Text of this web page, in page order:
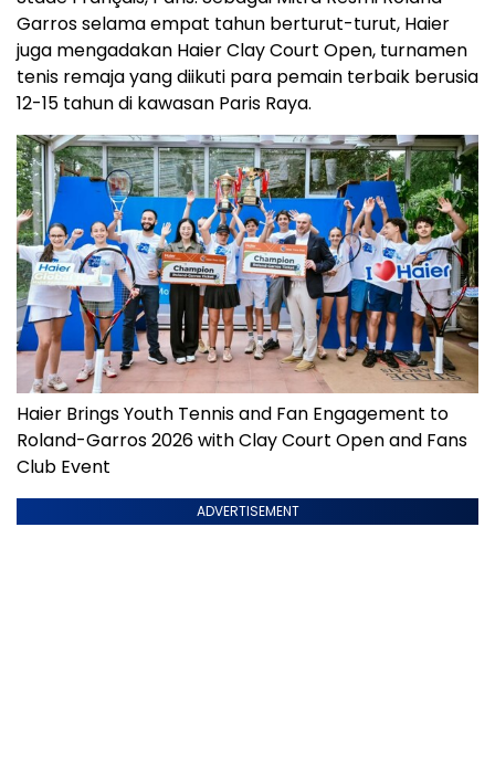
Garros selama empat tahun berturut-turut, Haier
juga mengadakan Haier Clay Court Open, turnamen
tenis remaja yang diikuti para pemain terbaik berusia
12-15 tahun di kawasan Paris Raya.
Haier Brings Youth Tennis and Fan Engagement to
Roland-Garros 2026 with Clay Court Open and Fans
Club Event
ADVERTISEMENT